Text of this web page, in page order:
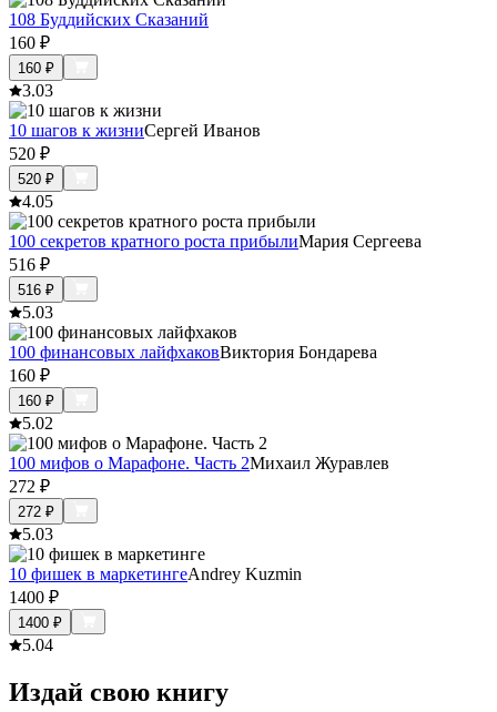
108 Буддийских Сказаний
160 ₽
160 ₽
3.03
10 шагов к жизниСергей Иванов
520 ₽
520 ₽
4.05
100 секретов кратного роста прибылиМария Сергеева
516 ₽
516 ₽
5.03
100 финансовых лайфхаковВиктория Бондарева
160 ₽
160 ₽
5.02
100 мифов о Марафоне. Часть 2Михаил Журавлев
272 ₽
272 ₽
5.03
10 фишек в маркетингеAndrey Kuzmin
1400 ₽
1400 ₽
5.04
Издай свою книгу